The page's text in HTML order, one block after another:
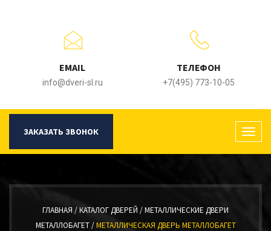
EMAIL
info@dveri-sl.ru
ТЕЛЕФОН
+7(495) 773-10-05
ЗАКАЗАТЬ ЗВОНОК
ГЛАВНАЯ /КАТАЛОГ ДВЕРЕЙ /МЕТАЛЛИЧЕСКИЕ ДВЕРИ
МЕТАЛЛОБАГЕТ /МЕТАЛЛИЧЕСКАЯ ДВЕРЬ МЕТАЛЛОБАГЕТ